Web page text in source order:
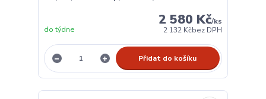
2 580 Kč/ks
2 132 Kčbez DPH
do týdne
Přidat do košíku